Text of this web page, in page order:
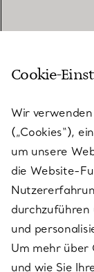
KUNDENSERVICE
SERVICES
ÜBER TIFFANY &
RECHTLICHE
Cookie-
Wir
(„Cookies“),
um unsere
die Website-
durchzuführen
und
Um mehr über
und wie Sie